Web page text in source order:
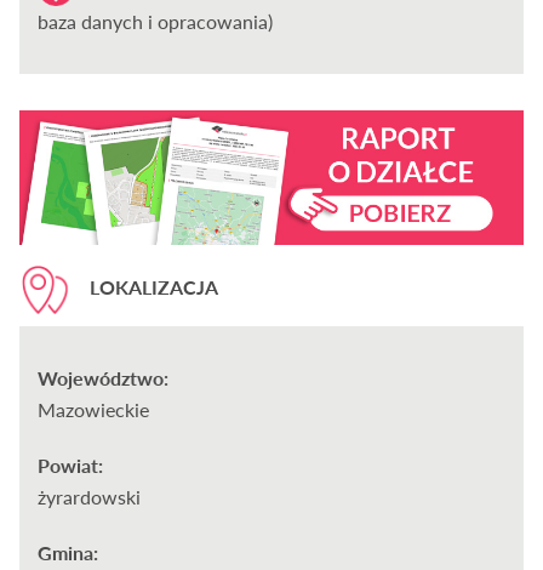
baza danych i opracowania)
LOKALIZACJA
Województwo:
Mazowieckie
Powiat:
żyrardowski
Gmina: